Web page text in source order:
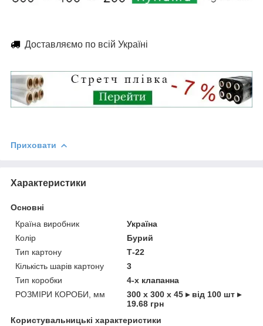
Доставляємо по всій Україні
Приховати
Характеристики
Основні
Країна виробник
Україна
Колір
Бурий
Тип картону
Т-22
Кількість шарів картону
3
Тип коробки
4-х клапанна
РОЗМІРИ КОРОБИ, мм
300 х 300 х 45 ▸ від 100 шт ▸
19.68 грн
Користувальницькі характеристики